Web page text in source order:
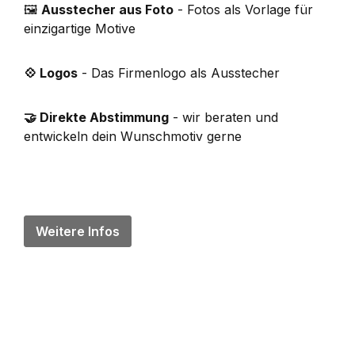
🖼️ Ausstecher aus Foto - Fotos als Vorlage für
einzigartige Motive
💠 Logos - Das Firmenlogo als Ausstecher
🤝 Direkte Abstimmung - wir beraten und
entwickeln dein Wunschmotiv gerne
Weitere Infos